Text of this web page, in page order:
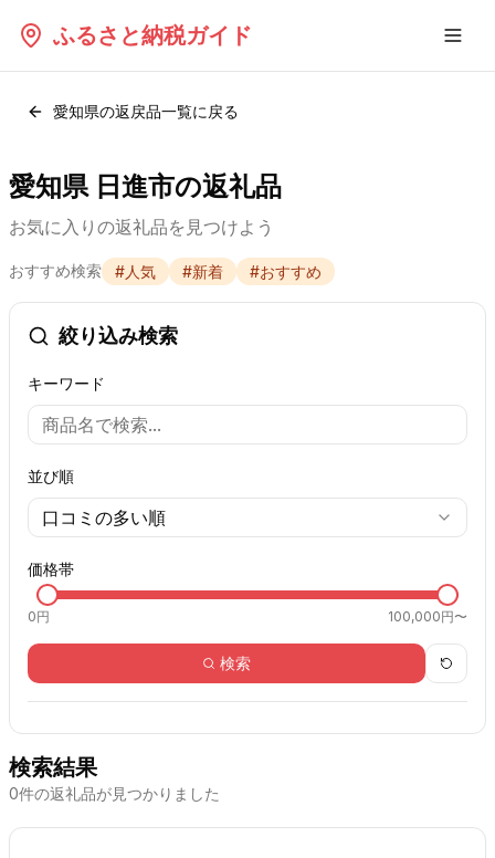
ふるさと納税ガイド
愛知県の返戻品一覧に戻る
愛知県 日進市の返礼品
お気に入りの返礼品を見つけよう
おすすめ検索 #人気 #新着 #おすすめ
絞り込み検索
キーワード
並び順
口コミの多い順
価格帯
0円 100,000円〜
検索
検索結果
0件の返礼品が見つかりました